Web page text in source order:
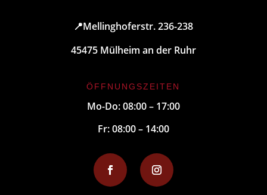
📍Mellinghoferstr. 236-238
45475 Mülheim an der Ruhr
ÖFFNUNGSZEITEN
Mo-Do: 08:00 – 17:00
Fr: 08:00 – 14:00